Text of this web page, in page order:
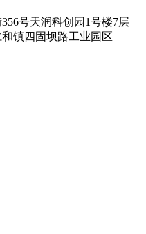
号天润科创园1号楼7层
镇四固坝路工业园区